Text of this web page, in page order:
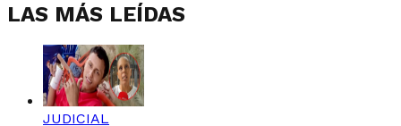
LAS MÁS LEÍDAS
JUDICIAL